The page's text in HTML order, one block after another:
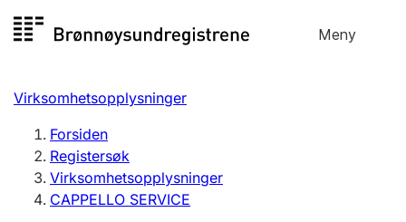
til
Meny
Registersøk
Aksjeselskap
Enkeltpersonforetak
Registrere, endre, slette
Virksomhetsopplysninger
Forsiden
Registersøk
Virksomhetsopplysninger
CAPPELLO SERVICE